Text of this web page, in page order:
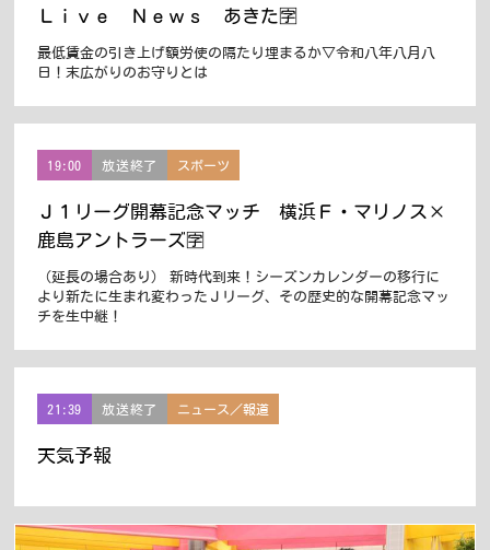
Ｌｉｖｅ Ｎｅｗｓ あきた🈑
最低賃金の引き上げ額労使の隔たり埋まるか▽令和八年八月八
日！末広がりのお守りとは
19:00 放送終了 スポーツ
Ｊ１リーグ開幕記念マッチ 横浜Ｆ・マリノス×
鹿島アントラーズ🈑
（延長の場合あり） 新時代到来！シーズンカレンダーの移行に
より新たに生まれ変わったＪリーグ、その歴史的な開幕記念マッ
チを生中継！
21:39 放送終了 ニュース／報道
天気予報